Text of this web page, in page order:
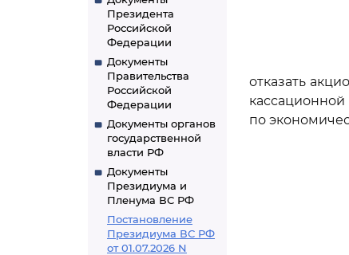
Президента
Российской
Федерации
Документы
Правительства
Российской
Федерации
Документы органов
государственной
власти РФ
Документы
Президиума и
Пленума ВС РФ
Постановление
Президиума ВС РФ
от 01.07.2026 N
отказать
по